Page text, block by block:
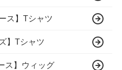
ス】Tシャツ
】Tシャツ
ス】ウィッグ